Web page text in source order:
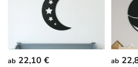
ab 22,10 € ab